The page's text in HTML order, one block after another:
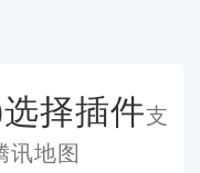
择插件支
讯地图